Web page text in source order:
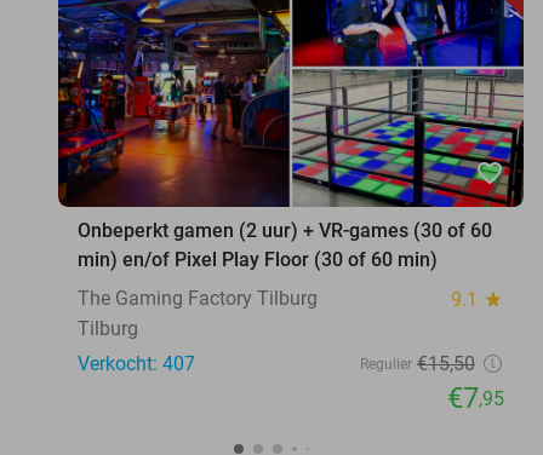
favorite_border
Onbeperkt gamen (2 uur) + VR-games (30 of 60
min) en/of Pixel Play Floor (30 of 60 min)
The Gaming Factory Tilburg
9.1 star
Tilburg
Verkocht: 407
Regulier €15,50
€7,95